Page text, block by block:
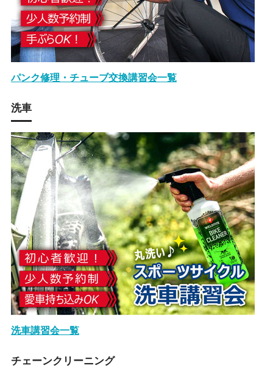
パンク修理・チューブ交換講習会一覧
洗車
洗車講習会一覧
チェーンクリーニング